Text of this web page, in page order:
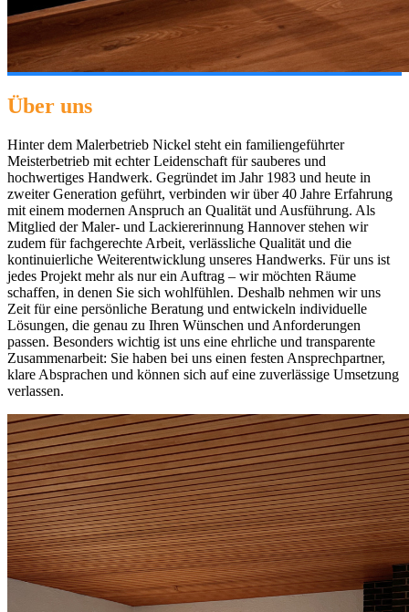
Über uns
Hinter dem Malerbetrieb Nickel steht ein familiengeführter
Meisterbetrieb mit echter Leidenschaft für sauberes und
hochwertiges Handwerk. Gegründet im Jahr 1983 und heute in
zweiter Generation geführt, verbinden wir über 40 Jahre Erfahrung
mit einem modernen Anspruch an Qualität und Ausführung. Als
Mitglied der Maler- und Lackiererinnung Hannover stehen wir
zudem für fachgerechte Arbeit, verlässliche Qualität und die
kontinuierliche Weiterentwicklung unseres Handwerks. Für uns ist
jedes Projekt mehr als nur ein Auftrag – wir möchten Räume
schaffen, in denen Sie sich wohlfühlen. Deshalb nehmen wir uns
Zeit für eine persönliche Beratung und entwickeln individuelle
Lösungen, die genau zu Ihren Wünschen und Anforderungen
passen. Besonders wichtig ist uns eine ehrliche und transparente
Zusammenarbeit: Sie haben bei uns einen festen Ansprechpartner,
klare Absprachen und können sich auf eine zuverlässige Umsetzung
verlassen.